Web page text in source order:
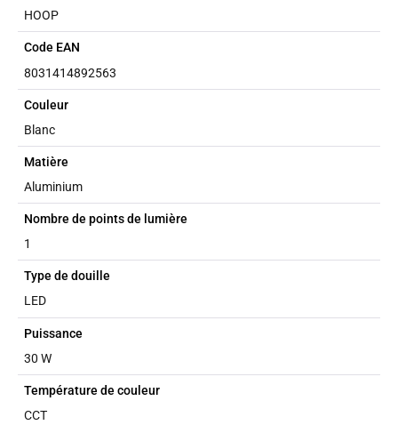
HOOP
Code EAN
8031414892563
Couleur
Blanc
Matière
Aluminium
Nombre de points de lumière
1
Type de douille
LED
Puissance
30 W
Température de couleur
CCT